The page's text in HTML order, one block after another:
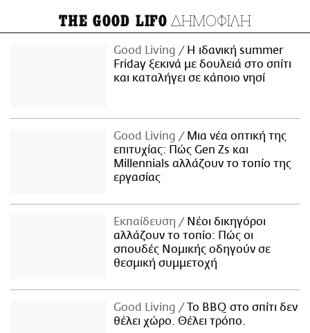
THE GOOD LIFO ΔΗΜΟΦΙΛΗ
Good Living
Η ιδανική summer
Friday ξεκινά με δουλειά στο σπίτι
και καταλήγει σε κάποιο νησί
Good Living
Μια νέα οπτική της
επιτυχίας: Πώς Gen Zs και
Millennials αλλάζουν το τοπίο της
εργασίας
Εκπαίδευση
Νέοι δικηγόροι
αλλάζουν το τοπίο: Πώς οι
σπουδές Νομικής οδηγούν σε
θεσμική συμμετοχή
Good Living
Το BBQ στο σπίτι δεν
θέλει χώρο. Θέλει τρόπο.